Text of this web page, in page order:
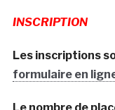
INSCRIPTION
Les inscriptions
formulaire en